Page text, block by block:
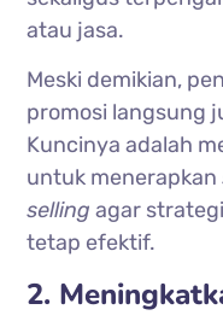
atau jasa.
Meski demikian,
promosi langsung
Kuncinya adalah
untuk menerapkan
selling agar
tetap efektif.
2.